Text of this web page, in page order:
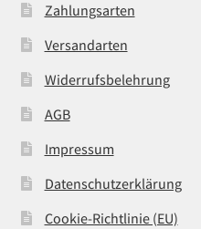
Zahlungsarten
Versandarten
Widerrufsbelehrung
AGB
Impressum
Datenschutzerklärung
Cookie-Richtlinie (EU)